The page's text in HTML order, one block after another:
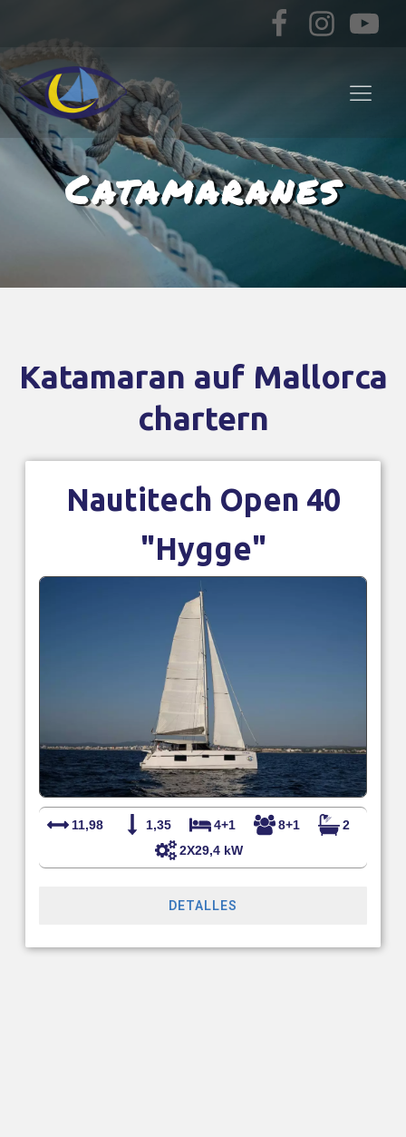
Catamaranes
Katamaran auf Mallorca
chartern
Nautitech Open 40
"Hygge"
11,98 1,35 4+1 8+1
2
2X29,4 kW
DETALLES